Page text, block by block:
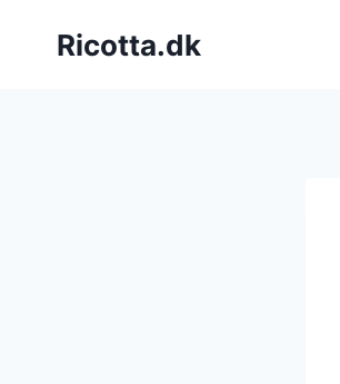
Ricotta.dk